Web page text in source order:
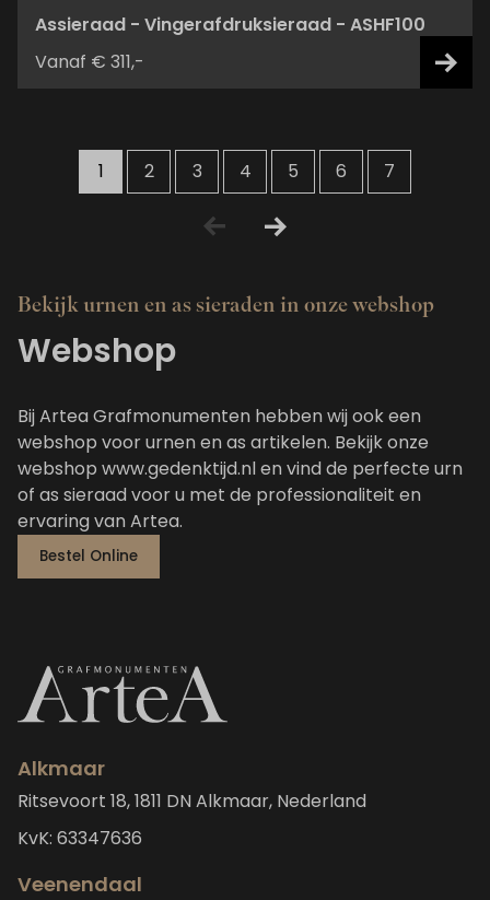
Assieraad - Vingerafdruksieraad - ASHF100
Vanaf € 311,-
1 2 3 4 5 6 7
Bekijk urnen en as sieraden in onze webshop
Webshop
Bij Artea Grafmonumenten hebben wij ook een
webshop voor urnen en as artikelen. Bekijk onze
webshop www.gedenktijd.nl en vind de perfecte urn
of as sieraad voor u met de professionaliteit en
ervaring van Artea.
Bestel Online
Alkmaar
Ritsevoort 18, 1811 DN Alkmaar, Nederland
KvK: 63347636
Veenendaal